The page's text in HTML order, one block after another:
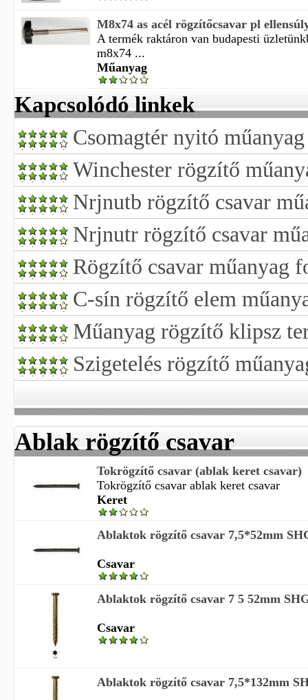
M8x74 as acél rögzítőcsavar pl
A termék raktáron van budapesti
m8x74 ...
Műanyag
Kapcsolódó linkek
Csomagtér nyitó
Winchester rögzítő
Nrjnutb rögzítő csavar
Nrjnutr rögzítő csavar
Rögzítő csavar műanyag
C-sín rögzítő elem
Műanyag rögzítő klipsz
Szigetelés rögzítő
Ablak rögzítő csavar
Tokrögzítő csavar (ablak keret csavar)
Tokrögzítő csavar ablak keret csavar
Keret
Ablaktok rögzítő csavar 7,5*52mm
Csavar
Ablaktok rögzítő csavar 7 5 52mm
Csavar
Ablaktok rögzítő csavar 7,5*132mm